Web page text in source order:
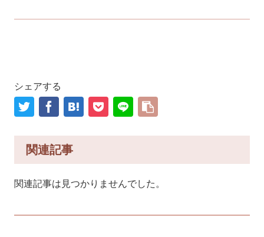
シェアする
関連記事
関連記事は見つかりませんでした。